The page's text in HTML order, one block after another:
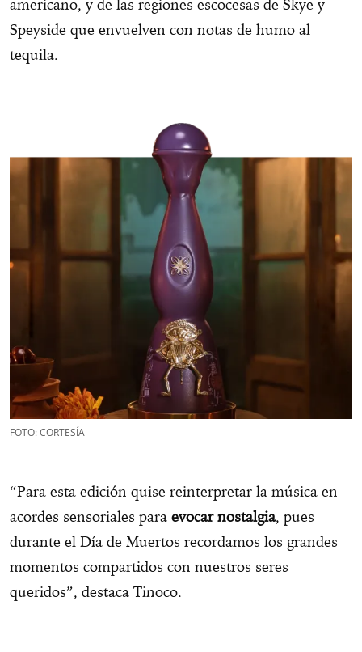
americano, y de las regiones escocesas de Skye y
Speyside que envuelven con notas de humo al
tequila.
FOTO: CORTESÍA
“Para esta edición quise reinterpretar la música en
acordes sensoriales para evocar nostalgia, pues
durante el Día de Muertos recordamos los grandes
momentos compartidos con nuestros seres
queridos”, destaca Tinoco.